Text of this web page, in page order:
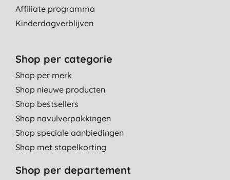
Affiliate programma
Kinderdagverblijven
Shop per categorie
Shop per merk
Shop nieuwe producten
Shop bestsellers
Shop navulverpakkingen
Shop speciale aanbiedingen
Shop met stapelkorting
Shop per departement